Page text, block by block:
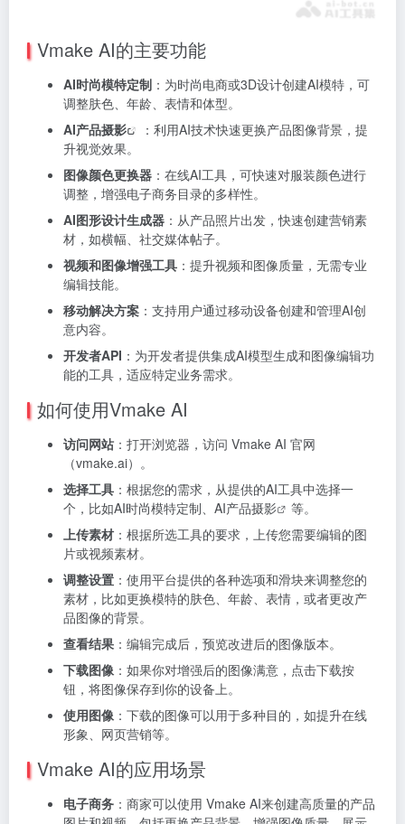
Vmake AI的主要功能
AI时尚模特定制 ：为时尚电商或3D设计创建AI模特，可
调整肤色、年龄、表情和体型。
AI产品摄影
：利用AI技术快速更换产品图像背景，提
升视觉效果。
图像颜色更换器 ：在线AI工具，可快速对服装颜色进行
调整，增强电子商务目录的多样性。
AI图形设计生成器 ：从产品照片出发，快速创建营销素
材，如横幅、社交媒体帖子。
视频和图像增强工具 ：提升视频和图像质量，无需专业
编辑技能。
移动解决方案 ：支持用户通过移动设备创建和管理AI创
意内容。
开发者API ：为开发者提供集成AI模型生成和图像编辑功
能的工具，适应特定业务需求。
如何使用Vmake AI
访问网站 ：打开浏览器，访问 Vmake AI 官网
（vmake.ai）。
选择工具 ：根据您的需求，从提供的AI工具中选择一
个，比如AI时尚模特定制、 AI产品摄影
等。
上传素材 ：根据所选工具的要求，上传您需要编辑的图
片或视频素材。
调整设置 ：使用平台提供的各种选项和滑块来调整您的
素材，比如更换模特的肤色、年龄、表情，或者更改产
品图像的背景。
查看结果 ：编辑完成后，预览改进后的图像版本。
下载图像 ：如果你对增强后的图像满意，点击下载按
钮，将图像保存到你的设备上。
使用图像 ：下载的图像可以用于多种目的，如提升在线
形象、网页营销等。
Vmake AI的应用场景
电子商务 ：商家可以使用 Vmake AI来创建高质量的产品